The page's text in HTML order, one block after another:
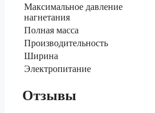
Максимальное давление
нагнетания
Полная масса
Производительность
Ширина
Электропитание
Отзывы